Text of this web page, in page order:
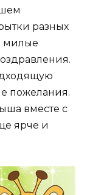
разных
милые
пожелания.
вместе с
ярче и